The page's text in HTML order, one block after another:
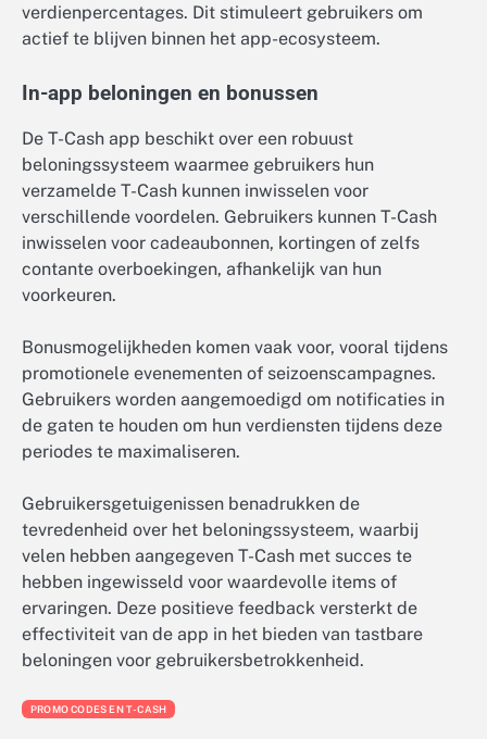
verdienpercentages. Dit stimuleert gebruikers om
actief te blijven binnen het app-ecosysteem.
In-app beloningen en bonussen
De T-Cash app beschikt over een robuust
beloningssysteem waarmee gebruikers hun
verzamelde T-Cash kunnen inwisselen voor
verschillende voordelen. Gebruikers kunnen T-Cash
inwisselen voor cadeaubonnen, kortingen of zelfs
contante overboekingen, afhankelijk van hun
voorkeuren.
Bonusmogelijkheden komen vaak voor, vooral tijdens
promotionele evenementen of seizoenscampagnes.
Gebruikers worden aangemoedigd om notificaties in
de gaten te houden om hun verdiensten tijdens deze
periodes te maximaliseren.
Gebruikersgetuigenissen benadrukken de
tevredenheid over het beloningssysteem, waarbij
velen hebben aangegeven T-Cash met succes te
hebben ingewisseld voor waardevolle items of
ervaringen. Deze positieve feedback versterkt de
effectiviteit van de app in het bieden van tastbare
beloningen voor gebruikersbetrokkenheid.
PROMO CODES EN T-CASH